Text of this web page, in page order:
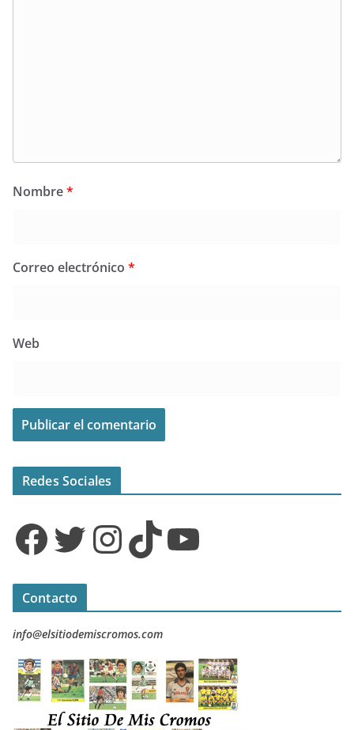
Nombre*
Correo electrónico *
Web
Redes Sociales
Facebook Twitter InstagramTikTok YouTube
Contacto
info@elsitiodemiscromos.com